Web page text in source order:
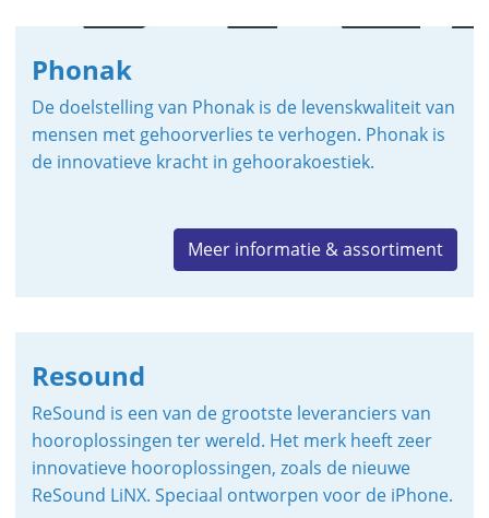
Phonak
De doelstelling van Phonak is de levenskwaliteit van
mensen met gehoorverlies te verhogen. Phonak is
de innovatieve kracht in gehoorakoestiek.
Meer informatie & assortiment
Resound
ReSound is een van de grootste leveranciers van
hooroplossingen ter wereld. Het merk heeft zeer
innovatieve hooroplossingen, zoals de nieuwe
ReSound LiNX. Speciaal ontworpen voor de iPhone.